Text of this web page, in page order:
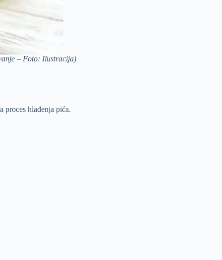
– Foto: Ilustracija)
proces hlađenja pića.